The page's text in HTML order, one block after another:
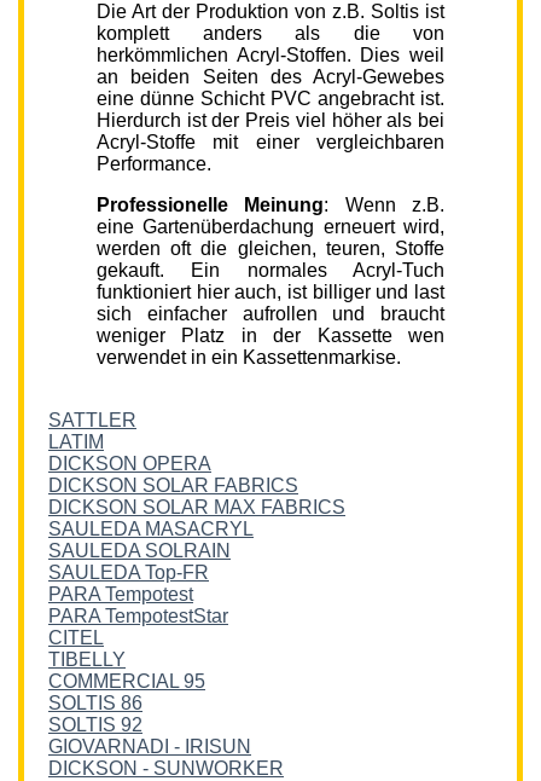
Die Art der Produktion von z.B. Soltis ist
komplett anders als die von
herkömmlichen Acryl-Stoffen. Dies weil
an beiden Seiten des Acryl-Gewebes
eine dünne Schicht PVC angebracht ist.
Hierdurch ist der Preis viel höher als bei
Acryl-Stoffe mit einer vergleichbaren
Performance.
Professionelle Meinung: Wenn z.B.
eine Gartenüberdachung erneuert wird,
werden oft die gleichen, teuren, Stoffe
gekauft. Ein normales Acryl-Tuch
funktioniert hier auch, ist billiger und last
sich einfacher aufrollen und braucht
weniger Platz in der Kassette wen
verwendet in ein Kassettenmarkise.
SATTLER
LATIM
DICKSON OPERA
DICKSON SOLAR FABRICS
DICKSON SOLAR MAX FABRICS
SAULEDA MASACRYL
SAULEDA SOLRAIN
SAULEDA Top-FR
PARA Tempotest
PARA TempotestStar
CITEL
TIBELLY
COMMERCIAL 95
SOLTIS 86
SOLTIS 92
GIOVARNADI - IRISUN
DICKSON - SUNWORKER